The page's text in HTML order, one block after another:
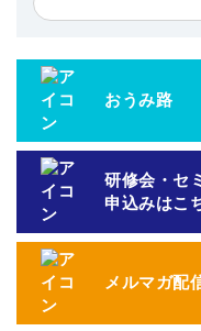
おうみ路
研修会・セ
申込みはこ
メルマガ配